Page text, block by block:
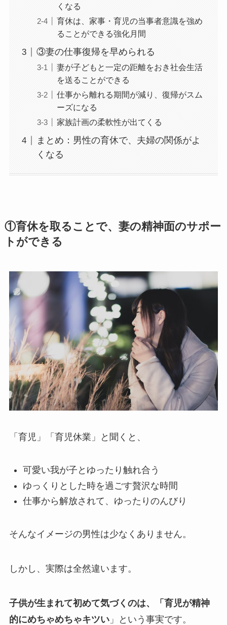
くなる
育休は、家事・育児の当事者意識を強め
ることができる強化月間
③妻の仕事復帰を早められる
妻が子どもと一定の距離をおき社会生活
を送ることができる
仕事から離れる期間が減り、復帰がスム
ーズになる
家族計画の柔軟性が出てくる
まとめ：男性の育休で、夫婦の関係がよ
くなる
①育休を取ることで、妻の精神面のサポー
トができる
「育児」「育児休業」と聞くと、
可愛い我が子とゆったり触れ合う
ゆっくりとした時を過ごす贅沢な時間
仕事から解放されて、ゆったりのんびり
そんなイメージの男性は少なくありません。
しかし、実際は全然違います。
子供が生まれて初めて気づくのは、「 育児が精神
的にめちゃめちゃキツい」という事実です。